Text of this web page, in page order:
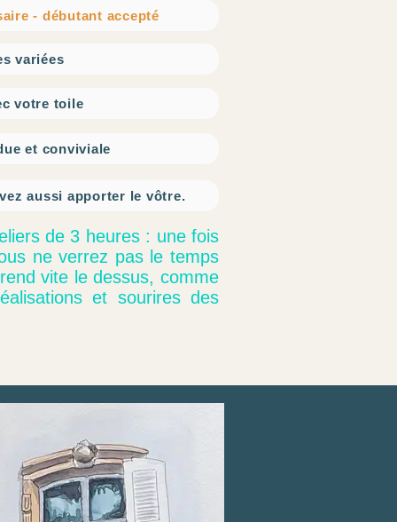
- débutant accepté
variées
votre toile
et conviviale
aussi apporter le vôtre.
de 3 heures : une fois
ne verrez pas le temps
vite le dessus, comme
et sourires des